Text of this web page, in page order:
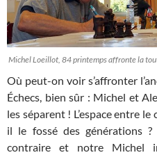
Michel Loeillot, 84 printemps affronte la
Où peut-on voir s’affronter
Échecs, bien sûr : Michel et
les séparent ! L’espace entre
il le fossé des générations
contraire et notre Michel